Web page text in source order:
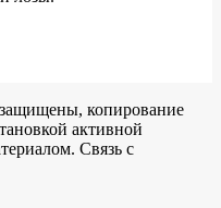
копирование
активной
Связь с